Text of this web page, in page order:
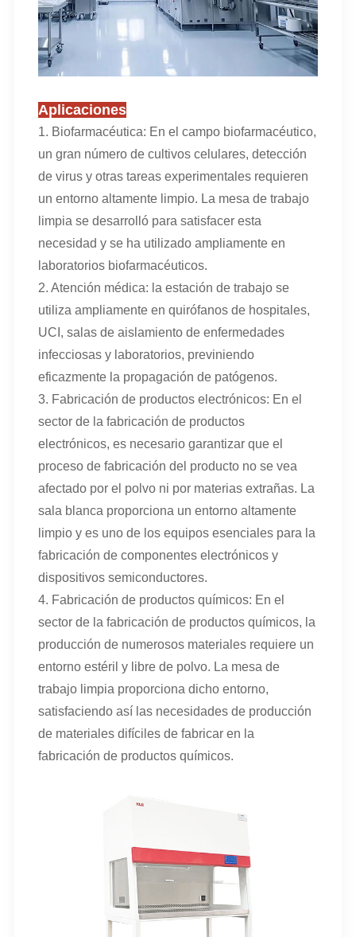
Aplicaciones
1. Biofarmacéutica: En el campo biofarmacéutico,
un gran número de cultivos celulares, detección
de virus y otras tareas experimentales requieren
un entorno altamente limpio. La mesa de trabajo
limpia se desarrolló para satisfacer esta
necesidad y se ha utilizado ampliamente en
laboratorios biofarmacéuticos.
2. Atención médica: la estación de trabajo se
utiliza ampliamente en quirófanos de hospitales,
UCI, salas de aislamiento de enfermedades
infecciosas y laboratorios, previniendo
eficazmente la propagación de patógenos.
3. Fabricación de productos electrónicos: En el
sector de la fabricación de productos
electrónicos, es necesario garantizar que el
proceso de fabricación del producto no se vea
afectado por el polvo ni por materias extrañas. La
sala blanca proporciona un entorno altamente
limpio y es uno de los equipos esenciales para la
fabricación de componentes electrónicos y
dispositivos semiconductores.
4. Fabricación de productos químicos: En el
sector de la fabricación de productos químicos, la
producción de numerosos materiales requiere un
entorno estéril y libre de polvo. La mesa de
trabajo limpia proporciona dicho entorno,
satisfaciendo así las necesidades de producción
de materiales difíciles de fabricar en la
fabricación de productos químicos.